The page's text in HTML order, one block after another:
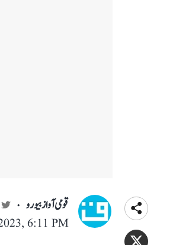
قومی آواز بیورو
6:11 PM